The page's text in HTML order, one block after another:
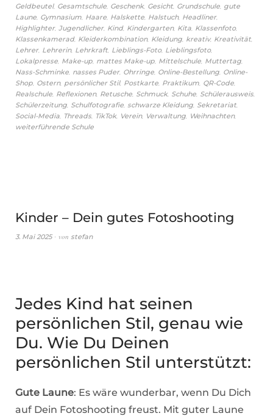
Geldbeutel, Gesamtschule Geschenk, Gesicht Grundschule gute
Laune Gymnasium Haare Halskette Halstuch, Headliner,
Highlighter, Jugendlicher, Kind, Kindergarten, Kita Klassenfoto,
Klassenkamerad, Kleiderkombination, Kleidung kreativ, Kreativität
Lehrer, Lehrerin, Lehrkraft Lieblings-Foto, Lieblingsfoto,
Lokalpresse Make-up mattes Make-up Mittelschule Muttertag
Nass-Schminke nasses Puder, Ohrringe Online-Bestellung Online-
Shop Ostern, persönlicher Stil, Postkarte Praktikum QR-Code
Realschule Reflexionen, Retusche Schmuck, Schuhe Schülerausweis
Schülerzeitung Schulfotografie schwarze Kleidung Sekretariat
Social-Media Threads TikTok, Verein, Verwaltung Weihnachten,
weiterführende Schule
Kinder – Dein gutes Fotoshooting
3. Mai 2025 von stefan
Jedes Kind hat seinen
persönlichen Stil, genau wie
Du. Wie Du Deinen
persönlichen Stil unterstützt:
Gute Laune: Es wäre wunderbar, wenn Du Dich
auf Dein Fotoshooting freust. Mit guter Laune